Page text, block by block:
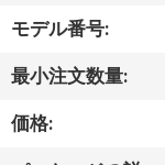
私
に
モデル番号:
最小注文数量:
価格: